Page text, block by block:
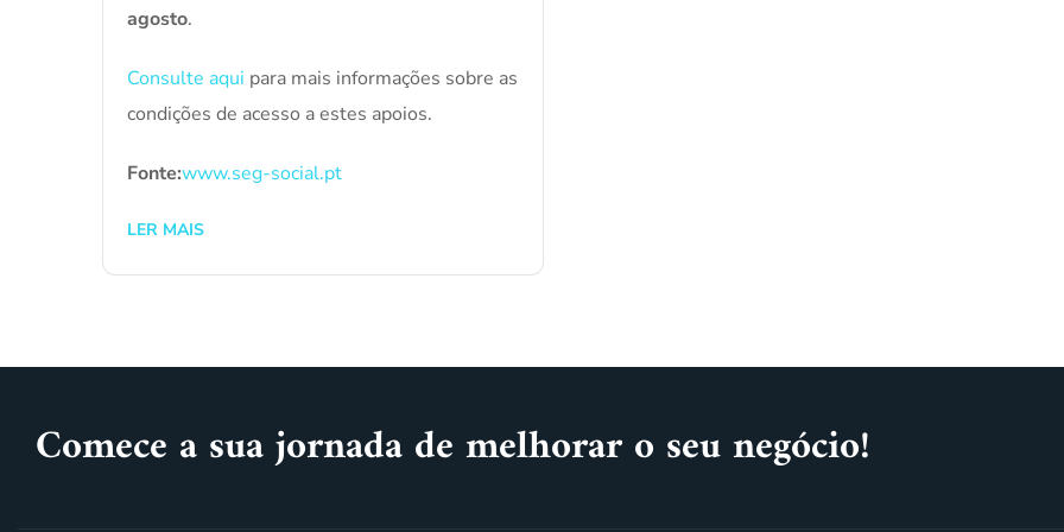
agosto.
Consulte aqui para mais informações sobre as
condições de acesso a estes apoios.
Fonte:www.seg-social.pt
LER MAIS
Comece a sua jornada de melhorar o seu negócio!